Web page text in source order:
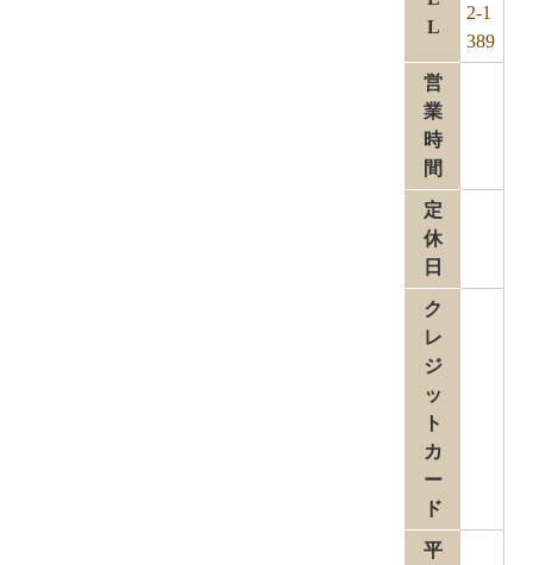
L
2-1
389
営
業
時
間
定
休
日
ク
レ
ジ
ッ
ト
カ
ー
ド
平